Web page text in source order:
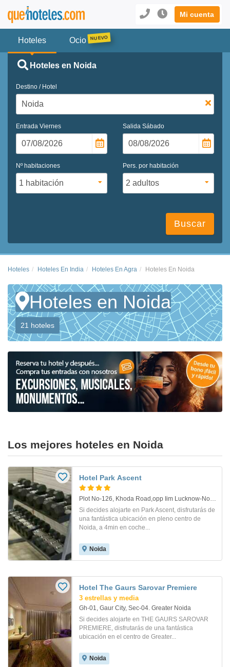
Mi cuenta
Hoteles Ocio
Hoteles en Noida
Destino / Hotel
Entrada Viernes Salida Sábado
Nº habitaciones Pers. por habitación
Buscar
Hoteles Hoteles En India Hoteles En Agra Hoteles En Noida
Hoteles en Noida
21 hoteles
Los mejores hoteles en Noida
Hotel Park Ascent
Plot No-126, Khoda Road,opp Iim Lucknow-Noida Campus, Sector-62. Noida
Si decides alojarte en Park Ascent, disfrutarás de
una fantástica ubicación en pleno centro de
Noida, a 4min en coche...
Noida
Hotel The Gaurs Sarovar Premiere
3 estrellas y media
Gh-01, Gaur City, Sec-04. Greater Noida
Si decides alojarte en THE GAURS SAROVAR
PREMIERE, disfrutarás de una fantástica
ubicación en el centro de Greater...
Noida